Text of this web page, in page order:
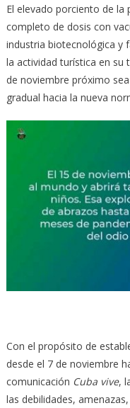
El elevado porciento de la
completo de dosis con
industria biotecnológica y
la actividad turística en su
de noviembre próximo
gradual hacia la nueva
Con el propósito de
desde el 7 de noviembre
comunicación Cuba vive,
las debilidades,